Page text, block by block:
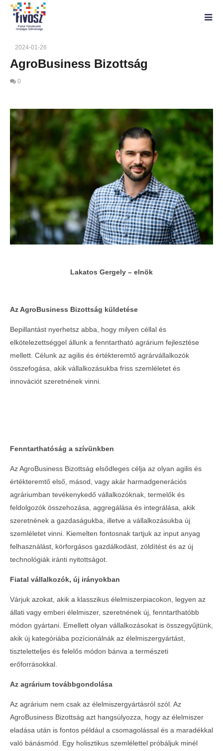
2024-01-26
AgroBusiness Bizottság
0
AgroBusiness Bizottság
01-26
Lakatos Gergely – elnök
Az AgroBusiness Bizottság küldetése
Bepillantást nyerhetsz abba, hogy milyen céllal és
elkötelezettséggel állunk a fenntartható agrárium fejlesztése
mellett. Célunk az agilis és értékteremtő agrárvállalkozók
összefogása, akik vállalkozásukba friss szemléletet és
innovációt szeretnének vinni.
Fenntarthatóság a szívünkben
Az AgroBusiness Bizottság elsődleges célja az olyan agilis és
értékteremtő első, másod, vagy akár harmadgenerációs
agráriumban tevékenykedő vállalkozóknak, termelők és
feldolgozók összehozása, aggregálása és integrálása, akik
szeretnének a gazdaságukba, illetve a vállalkozásukba új
szemléletet vinni. Kiemelten fontosnak tartjuk az input anyag
felhasználást, körforgásos gazdálkodást, zöldítést és az új
technológiák iránti nyitottságot.
Fiatal vállalkozók, új irányokban
Várjuk azokat, akik a klasszikus élelmiszerpiacokon, legyen az
állati vagy emberi élelmiszer, szeretnének új, fenntarthatóbb
módon gyártani. Emellett olyan vállalkozásokat is összegyűjtünk,
akik új kategóriába pozícionálnák az élelmiszergyártást,
tiszteletteljes és felelős módon bánva a természeti
erőforrásokkal.
Az agrárium továbbgondolása
Az agrárium nem csak az élelmiszergyártásról szól. Az
AgroBusiness Bizottság azt hangsúlyozza, hogy az élelmiszer
eladása után is fontos például a csomagolással és a maradékkal
való bánásmód. Egy holisztikus szemlélettel próbáljuk minél